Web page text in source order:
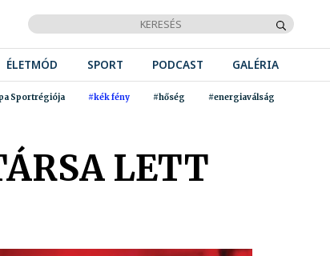
ÉLETMÓD SPORT PODCAST GALÉRIA
Sportrégiója #kék fény #hőség #energiaválság
LETT